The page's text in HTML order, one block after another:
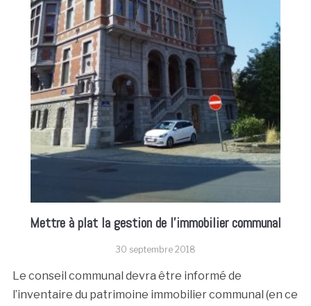
Mettre à plat la gestion de l’immobilier communal
30 septembre 2018
Le conseil communal devra être informé de
l’inventaire du patrimoine immobilier communal (en ce